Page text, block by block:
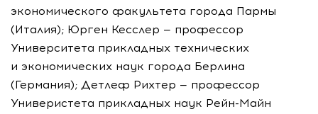
экономического факультета города Пармы
(Италия); Юрген Кесслер — профессор
Университета прикладных технических
и экономических наук города Берлина
(Германия); Детлеф Рихтер — профессор
Универистета прикладных наук Рейн-Майн